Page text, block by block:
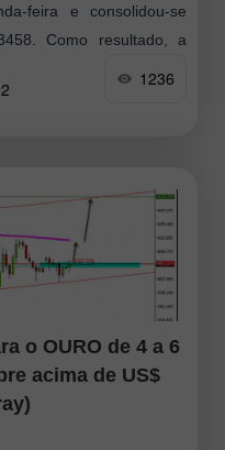
feira e consolidou-se
Como resultado, a
1236
o OURO de 4 a 6
acima de US$